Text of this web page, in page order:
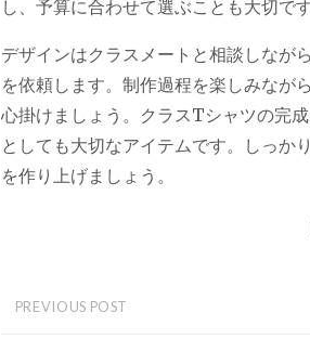
し、予算に合わせて選ぶことも大切です
デザインはクラスメートと相談しなが
を依頼します。制作過程を楽しみなが
心掛けましょう。クラスTシャツの完
としても大切なアイテムです。しっか
を作り上げましょう。
PREVIOUS POST